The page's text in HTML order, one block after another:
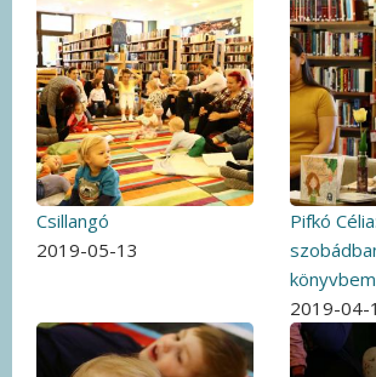
Csillangó
2019-05-13
Pifkó
2019-04-